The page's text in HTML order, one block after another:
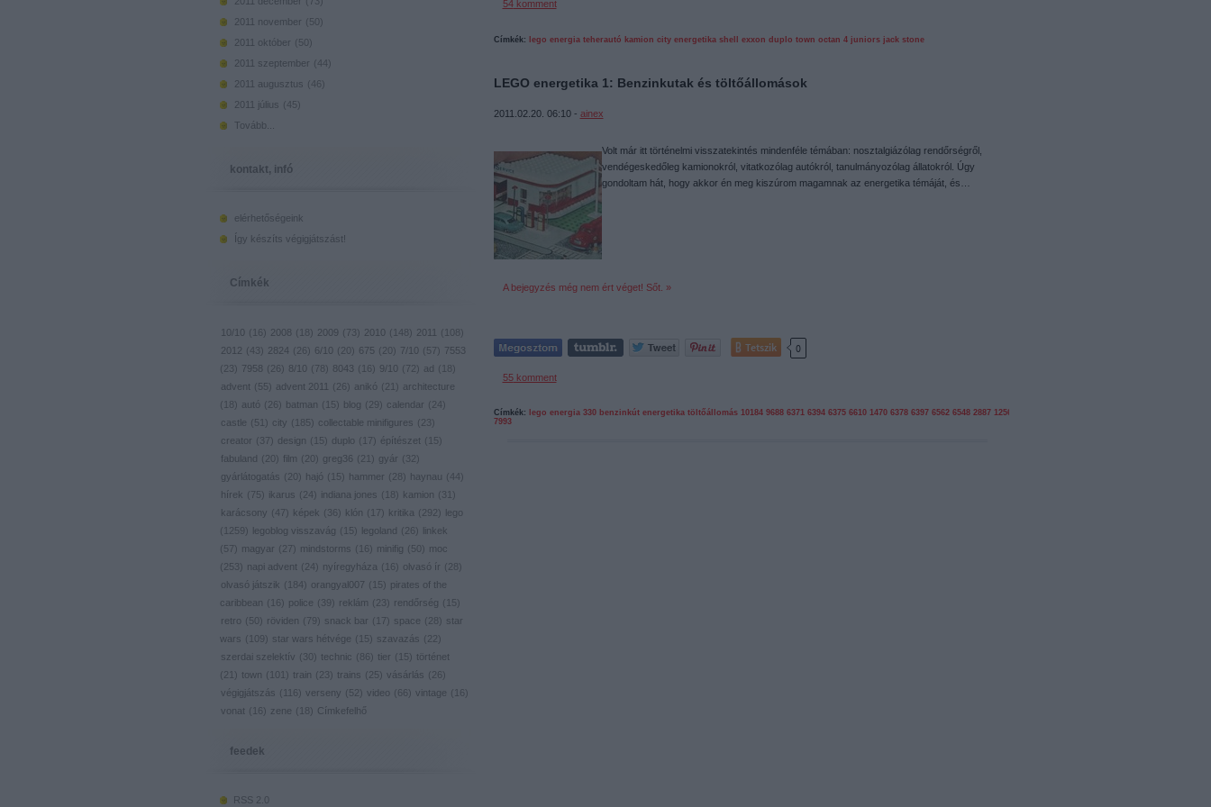
2011 november ( 50)
2011 október ( 50)
2011 szeptember ( 44)
2011 augusztus ( 46 )
2011 július ( 45)
Tovább
kontakt, infó
elérhetőségeink
Így készíts végigjátszást!
Címkék
10/10 ( 16 ) 2008 ( 18 ) 2009 ( 73) 2010 ( 148 ) 2011 ( 108 )
2012 ( 43) 2824 ( 26 ) 6/10 ( 20) 675 ( 20) 7/10 ( 57) 7553
( 23) 7958 ( 26 ) 8/10 ( 78 ) 8043 ( 16 ) 9/10 ( 72) ad ( 18 )
advent ( 55) advent 2011 ( 26 ) anikó ( 21 )
architecture
(
18 ) autó ( 26 ) batman ( 15) blog ( 29) calendar ( 24)
castle ( 51 ) city ( 185) collectable minifigures ( 23)
creator ( 37) design ( 15) duplo ( 17) építészet ( 15)
fabuland ( 20) film ( 20) greg36 ( 21 ) gyár ( 32)
gyárlátogatás ( 20) hajó ( 15) hammer ( 28 ) haynau ( 44)
hírek ( 75) ikarus ( 24) indiana jones ( 18 ) kamion ( 31
)
karácsony ( 47) képek ( 36 ) klón ( 17) kritika ( 292)
lego
(
1259) legoblog visszavág ( 15) legoland ( 26 )
linkek
( 57) magyar ( 27) mindstorms ( 16 ) minifig ( 50) moc
( 253) napi advent ( 24) nyíregyháza ( 16 ) olvasó ír ( 28 )
olvasó játszik ( 184) orangyal007 ( 15) pirates of the
caribbean ( 16 ) police ( 39) reklám ( 23) rendőrség ( 15)
retro ( 50) röviden ( 79) snack bar ( 17) space ( 28 ) star
wars ( 109) star wars hétvége ( 15) szavazás ( 22)
szerdai szelektív ( 30) technic ( 86 ) tier ( 15) történet
( 21 ) town ( 101 ) train ( 23) trains ( 25) vásárlás ( 26 )
végigjátszás ( 116 ) verseny ( 52) video ( 66 ) vintage ( 16 )
vonat ( 16 ) zene ( 18 ) Címkefelhő
feedek
RSS 2.0
54komment
Címkék: lego energia teherautó kamion city energetika shell exxon duplo town octan 4 juniors jack stone
LEGO energetika 1: Benzinkutak és töltőállomások
2011.02.20. 06:10 - ainex
Volt már itt történelmi visszatekintés mindenféle témában: nosztalgiázólag rendőrségről,
vendégeskedőleg kamionokról, vitatkozólag autókról, tanulmányozólag állatokról. Úgy
gondoltam hát, hogy akkor én meg kiszúrom magamnak az energetika témáját, és…
A bejegyzés még nem ért véget! Sőt. »
Tetszik 0
55komment
Címkék: lego energia 330 benzinkút energetika töltőállomás 10184 9688 6371 6394 6375 6610 1470 6378 6397 6562 6548 2887 1256
7993